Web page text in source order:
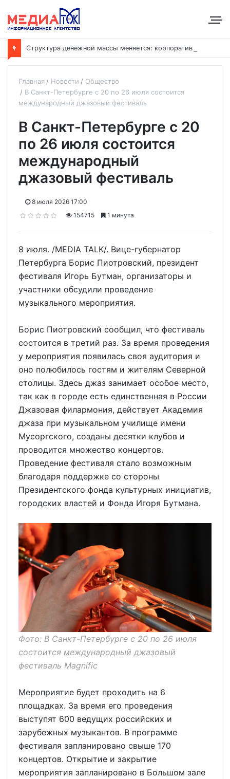
Главная Новости
Общество
В Санкт-Петербурге с 20 по 26 июля состоится
международный джазовый фестиваль
В Санкт-Петербурге с 20
по 26 июля состоится
международный
джазовый фестиваль
8 июля 2026 17:00
154715
1 минута
8 июля. /MEDIA TALK/. Вице-губернатор
Петербурга Борис Пиотровский, президент
фестиваля Игорь Бутман, организаторы и
участники обсудили проведение
музыкального мероприятия.
Борис Пиотровский сообщил, что фестиваль
состоится в третий раз. За время проведения
у мероприятия появилась своя аудитория и
оно полюбилось гостям и жителям Северной
столицы. Здесь джаз занимает особое место,
так как в городе есть единственная в России
Джазовая филармония, действует Академия
джаза при музыкальном училище имени
Мусоргского, созданы десятки клубов и
проводится множество концертов.
Проведение фестиваля стало возможным
благодаря поддержке со стороны
Президентского фонда культурных инициатив,
городских властей и Фонда Игоря Бутмана.
Фото: В Санкт-Петербурге с 20 по 26 июля
состоится международный джазовый
фестиваль Magnific
Мероприятие будет проходить на 6
площадках. За время его проведения
выступят 600 ведущих российских и
зарубежных музыкантов. В программе
фестиваля запланировано свыше 170
концертов. Открытие и закрытие
мероприятия запланировано в Большом зале